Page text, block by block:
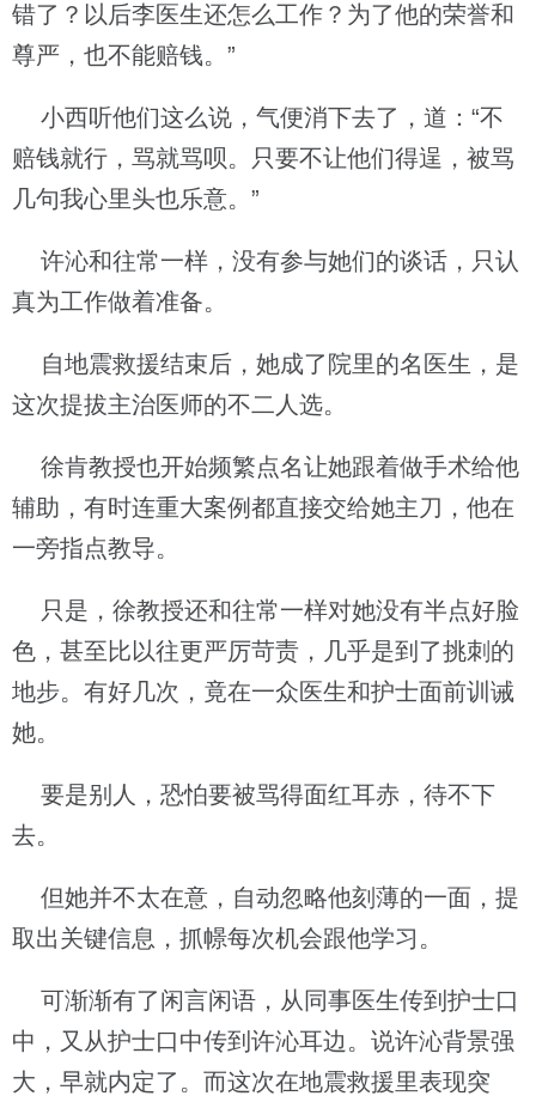
错了？以后李医生还怎么工作？为了他的荣誉和
尊严，也不能赔钱。”
小西听他们这么说，气便消下去了，道：“不
赔钱就行，骂就骂呗。只要不让他们得逞，被骂
几句我心里头也乐意。”
许沁和往常一样，没有参与她们的谈话，只认
真为工作做着准备。
自地震救援结束后，她成了院里的名医生，是
这次提拔主治医师的不二人选。
徐肯教授也开始频繁点名让她跟着做手术给他
辅助，有时连重大案例都直接交给她主刀，他在
一旁指点教导。
只是，徐教授还和往常一样对她没有半点好脸
色，甚至比以往更严厉苛责，几乎是到了挑刺的
地步。有好几次，竟在一众医生和护士面前训诫
她。
要是别人，恐怕要被骂得面红耳赤，待不下
去。
但她并不太在意，自动忽略他刻薄的一面，提
取出关键信息，抓幜每次机会跟他学习。
可渐渐有了闲言闲语，从同事医生传到护士口
中，又从护士口中传到许沁耳边。说许沁背景强
大，早就内定了。而这次在地震救援里表现突